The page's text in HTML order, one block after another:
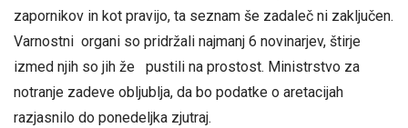
zapornikov in kot pravijo, ta seznam še zadaleč ni zaključen.
Varnostni organi so pridržali najmanj 6 novinarjev, štirje
izmed njih so jih že pustili na prostost. Ministrstvo za
notranje zadeve obljublja, da bo podatke o aretacijah
razjasnilo do ponedeljka zjutraj.